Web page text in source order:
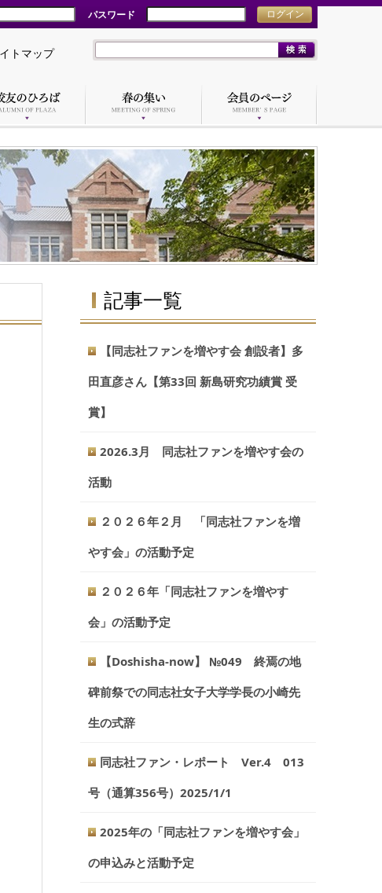
パスワード ログイン
トマップ
記事一覧
【同志社ファンを増やす会 創設者】多
田直彦さん【第33回 新島研究功績賞 受
賞】
2026.3月 同志社ファンを増やす会の
活動
２０２６年２月 「同志社ファンを増
やす会」の活動予定
２０２６年「同志社ファンを増やす
会」の活動予定
【Doshisha-now】 №049 終焉の地
碑前祭での同志社女子大学学長の小崎先
生の式辞
同志社ファン・レポート Ver.4 013
号（通算356号）2025/1/1
2025年の「同志社ファンを増やす会」
の申込みと活動予定